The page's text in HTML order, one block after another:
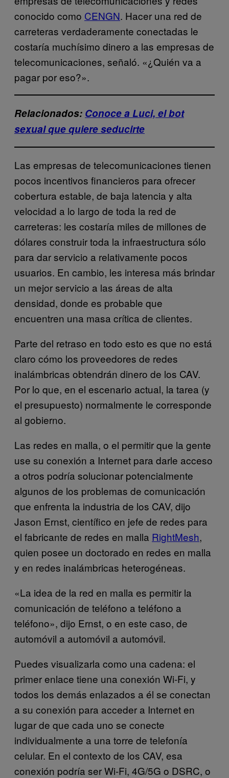
conocido como CENGN. Hacer una red de
carreteras verdaderamente conectadas le
costaría muchísimo dinero a las empresas de
telecomunicaciones, señaló. «¿Quién va a
pagar por eso?».
Relacionados: Conoce a Luci, el bot
sexual que quiere seducirte
Las empresas de telecomunicaciones tienen
pocos incentivos financieros para ofrecer
cobertura estable, de baja latencia y alta
velocidad a lo largo de toda la red de
carreteras: les costaría miles de millones de
dólares construir toda la infraestructura sólo
para dar servicio a relativamente pocos
usuarios. En cambio, les interesa más brindar
un mejor servicio a las áreas de alta
densidad, donde es probable que
encuentren una masa crítica de clientes.
Parte del retraso en todo esto es que no está
claro cómo los proveedores de redes
inalámbricas obtendrán dinero de los CAV.
Por lo que, en el escenario actual, la tarea (y
el presupuesto) normalmente le corresponde
al gobierno.
Las redes en malla, o el permitir que la gente
use su conexión a Internet para darle acceso
a otros podría solucionar potencialmente
algunos de los problemas de comunicación
que enfrenta la industria de los CAV, dijo
Jason Ernst, científico en jefe de redes para
el fabricante de redes en malla RightMesh,
quien posee un doctorado en redes en malla
y en redes inalámbricas heterogéneas.
«La idea de la red en malla es permitir la
comunicación de teléfono a teléfono a
teléfono», dijo Ernst, o en este caso, de
automóvil a automóvil a automóvil.
Puedes visualizarla como una cadena: el
primer enlace tiene una conexión Wi-Fi, y
todos los demás enlazados a él se conectan
a su conexión para acceder a Internet en
lugar de que cada uno se conecte
individualmente a una torre de telefonía
celular. En el contexto de los CAV, esa
conexión podría ser Wi-Fi, 4G/5G o DSRC, o